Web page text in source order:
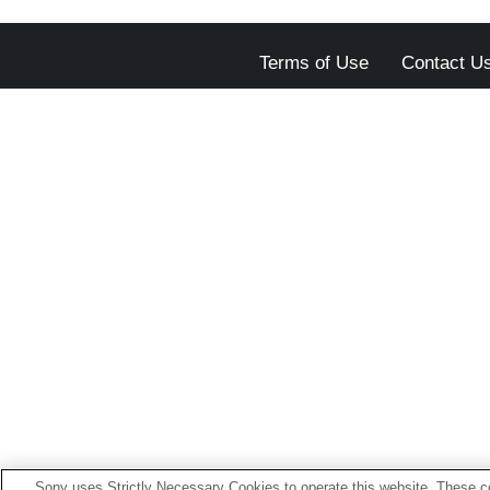
Terms of Use Contact